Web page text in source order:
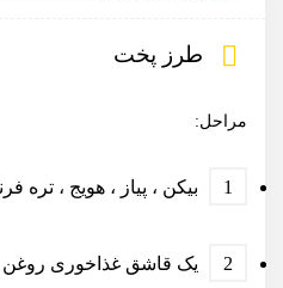
طرز پخت
مراحل:
بیکن ، پیاز ، هویج ، تره
یک قاشق غذاخوری روغن